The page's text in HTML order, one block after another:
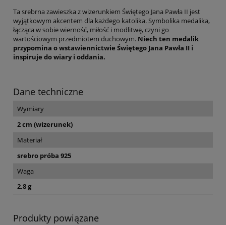
Ta srebrna zawieszka z wizerunkiem Świętego Jana Pawła II jest
wyjątkowym akcentem dla każdego katolika. Symbolika medalika,
łącząca w sobie wierność, miłość i modlitwę, czyni go
wartościowym przedmiotem duchowym. Niech ten medalik
przypomina o wstawiennictwie Świętego Jana Pawła II i
inspiruje do wiary i oddania.
Dane techniczne
Wymiary
2 cm (wizerunek)
Materiał
srebro próba 925
Waga
2,8 g
Produkty powiązane